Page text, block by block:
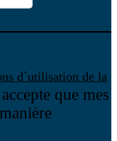
d`utilisation de la
accepte que mes